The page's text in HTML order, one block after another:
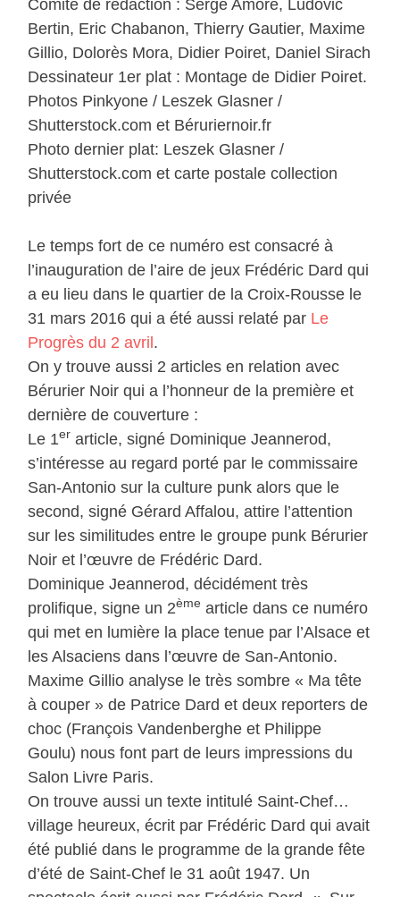
Comité de rédaction : Serge Amoré, Ludovic
Bertin, Eric Chabanon, Thierry Gautier, Maxime
Gillio, Dolorès Mora, Didier Poiret, Daniel Sirach
Dessinateur 1er plat : Montage de Didier Poiret.
Photos Pinkyone / Leszek Glasner /
Shutterstock.com et Béruriernoir.fr
Photo dernier plat: Leszek Glasner /
Shutterstock.com et carte postale collection
privée
Le temps fort de ce numéro est consacré à
l’inauguration de l’aire de jeux Frédéric Dard qui
a eu lieu dans le quartier de la Croix-Rousse le
31 mars 2016 qui a été aussi relaté par Le
Progrès du 2 avril.
On y trouve aussi 2 articles en relation avec
Bérurier Noir qui a l’honneur de la première et
dernière de couverture :
Le 1er article, signé Dominique Jeannerod,
s’intéresse au regard porté par le commissaire
San-Antonio sur la culture punk alors que le
second, signé Gérard Affalou, attire l’attention
sur les similitudes entre le groupe punk Bérurier
Noir et l’œuvre de Frédéric Dard.
Dominique Jeannerod, décidément très
prolifique, signe un 2ème article dans ce numéro
qui met en lumière la place tenue par l’Alsace et
les Alsaciens dans l’œuvre de San-Antonio.
Maxime Gillio analyse le très sombre « Ma tête
à couper » de Patrice Dard et deux reporters de
choc (François Vandenberghe et Philippe
Goulu) nous font part de leurs impressions du
Salon Livre Paris.
On trouve aussi un texte intitulé Saint-Chef…
village heureux, écrit par Frédéric Dard qui avait
été publié dans le programme de la grande fête
d’été de Saint-Chef le 31 août 1947. Un